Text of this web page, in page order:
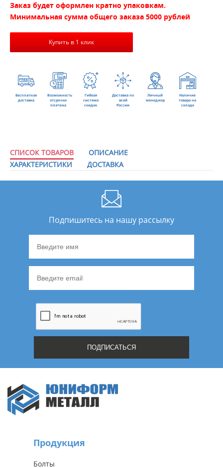
Заказ будет оформлен кратно упаковкам.
Минимальная сумма общего заказа 5000 рублей
Купить в 1 клик
Бесплатная
доставка
Возможность
отсрочки
платежа
Гибкая
система
скидок
Доставка по
всей
России
Личный
менеджер
Наличие
товара на
складе
СПИСОК ТОВАРОВ
ОПИСАНИЕ
ХАРАКТЕРИСТИКИ
ДОСТАВКА
Подпишитесь на нашу рассылку
Продукция
Болты